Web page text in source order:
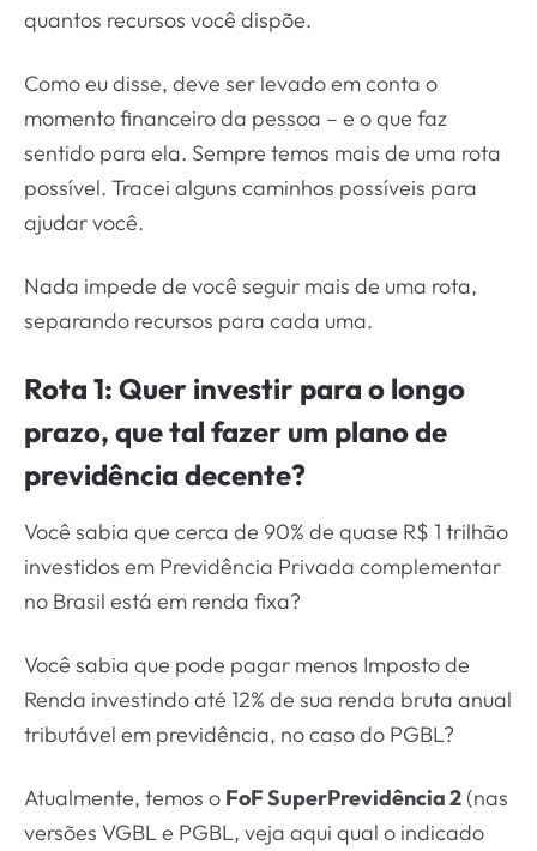
quantos recursos você dispõe.
Como eu disse, deve ser levado em conta o
momento financeiro da pessoa – e o que faz
sentido para ela. Sempre temos mais de uma rota
possível. Tracei alguns caminhos possíveis para
ajudar você.
Nada impede de você seguir mais de uma rota,
separando recursos para cada uma.
Rota 1: Quer investir para o longo
prazo, que tal fazer um plano de
previdência decente?
Você sabia que cerca de 90% de quase R$ 1 trilhão
investidos em Previdência Privada complementar
no Brasil está em renda fixa?
Você sabia que pode pagar menos Imposto de
Renda investindo até 12% de sua renda bruta anual
tributável em previdência, no caso do PGBL?
Atualmente, temos o FoF SuperPrevidência 2 (nas
versões VGBL e PGBL, veja aqui qual o indicado